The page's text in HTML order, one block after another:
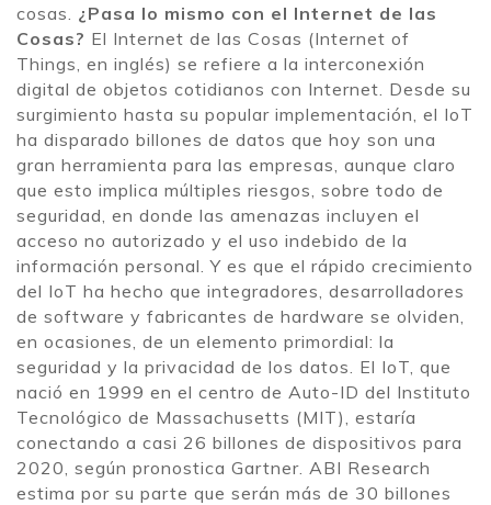
cosas. ¿Pasa lo mismo con el Internet de las
Cosas? El Internet de las Cosas (Internet of
Things, en inglés) se refiere a la interconexión
digital de objetos cotidianos con Internet. Desde su
surgimiento hasta su popular implementación, el IoT
ha disparado billones de datos que hoy son una
gran herramienta para las empresas, aunque claro
que esto implica múltiples riesgos, sobre todo de
seguridad, en donde las amenazas incluyen el
acceso no autorizado y el uso indebido de la
información personal. Y es que el rápido crecimiento
del IoT ha hecho que integradores, desarrolladores
de software y fabricantes de hardware se olviden,
en ocasiones, de un elemento primordial: la
seguridad y la privacidad de los datos. El IoT, que
nació en 1999 en el centro de Auto-ID del Instituto
Tecnológico de Massachusetts (MIT), estaría
conectando a casi 26 billones de dispositivos para
2020, según pronostica Gartner. ABI Research
estima por su parte que serán más de 30 billones